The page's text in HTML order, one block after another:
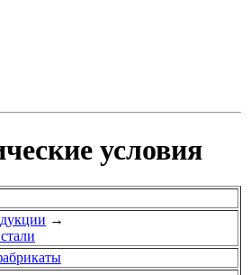
условия
→